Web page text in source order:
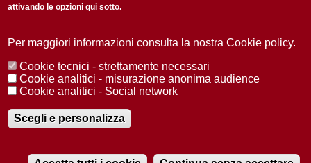
Accetto laPrivacy Policy
Redazione Copyright Privacy
Area stampa
© 2025 Università di Padova
Registrazione presso il Tribunale di Padova n. 2097/2012 del 18 giugno
2012
attivando le opzioni qui sotto.
Per maggiori informazioni consulta la nostra Cookie policy.
Cookie tecnici - strettamente necessari
Cookie analitici - misurazione anonima audience
Cookie analitici - Social network
Scegli e personalizza